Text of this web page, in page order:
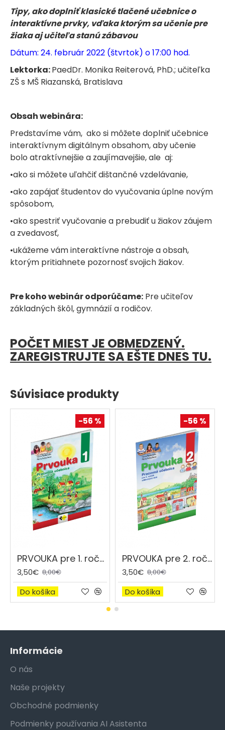
Tipy, ako doplniť klasické tlačené učebnice o
interaktívne prvky, vďaka ktorým sa učenie pre
žiaka aj učiteľa stanú zábavou
Dátum: 24. február 2022 (štvrtok) o 17:00 hod.
Lektorka:PaedDr. Monika Reiterová, PhD.; učiteľka
ZŠ s MŠ Riazanská, Bratislava
Obsah webinára:
Predstavíme vám, ako si môžete doplniť učebnice
interaktívnym digitálnym obsahom, aby učenie
bolo atraktívnejšie a zaujímavejšie, ale aj:
•ako si môžete uľahčiť dištančné vzdelávanie,
•ako zapájať študentov do vyučovania úplne novým
spôsobom,
•ako spestriť vyučovanie a prebudiť u žiakov záujem
a zvedavosť,
•ukážeme vám interaktívne nástroje a obsah,
ktorým pritiahnete pozornosť svojich žiakov.
Pre koho webinár odporúčame: Pre učiteľov
základných škôl, gymnázií a rodičov.
POČET MIEST JE OBMEDZENÝ.
ZAREGISTRUJTE SA EŠTE DNES TU.
Súvisiace produkty
-56 %
PRVOUKA pre 1. ročník základnej školy
3,50€ 8,00€
Do košíka
-56 %
PRVOUKA pre 2. ročník základnej školy
3,50€ 8,00€
Do košíka
Informácie
O nás
Naše projekty
Obchodné podmienky
Podmienky používania AI Asistenta